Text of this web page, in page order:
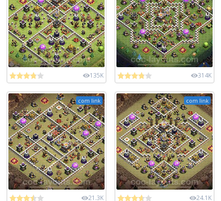
135K 314K
com link
21.3K
com link
24.1K